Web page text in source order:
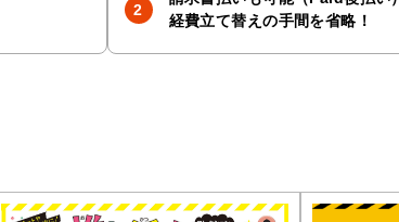
経費立て替えの手間を省略！